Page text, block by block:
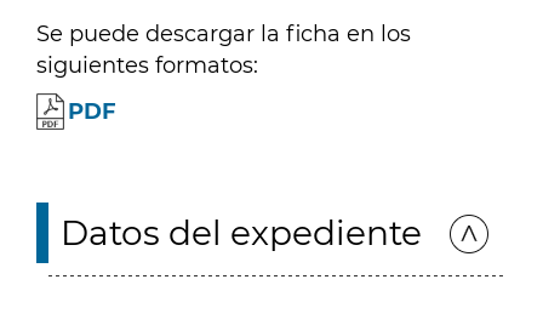
Se puede descargar la ficha en los
siguientes formatos:
PDF
Datos del expediente